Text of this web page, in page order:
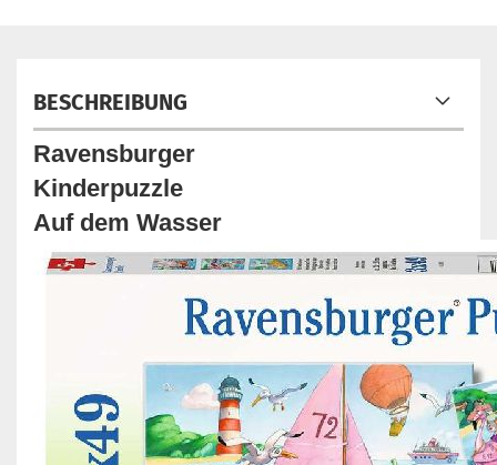
BESCHREIBUNG
Ravensburger
Kinderpuzzle
Auf dem Wasser